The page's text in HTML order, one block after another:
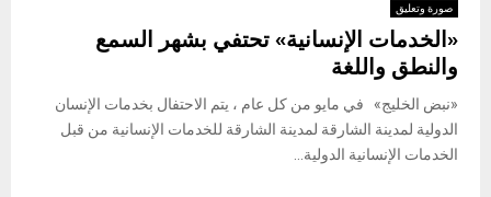
صورة وتعليق
«الخدمات الإنسانية» تحتفي بشهر السمع
والنطق واللغة
«نبض الخليج» في مايو من كل عام ، يتم الاحتفال بخدمات الإنسان
الدولية لمدينة الشارقة لمدينة الشارقة للخدمات الإنسانية من قبل
الخدمات الإنسانية الدولية...